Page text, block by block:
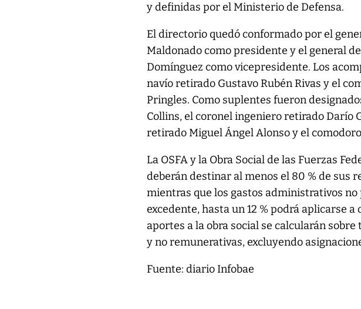
y definidas por el Ministerio de Defensa.
El directorio quedó conformado por el
Maldonado como presidente y el general
Domínguez como vicepresidente. Los
navío retirado Gustavo Rubén Rivas y el
Pringles. Como suplentes fueron
Collins, el coronel ingeniero retirado Darío
retirado Miguel Ángel Alonso y el
La OSFA y la Obra Social de las Fuerzas
deberán destinar al menos el 80 % de sus
mientras que los gastos administrativos no
excedente, hasta un 12 % podrá aplicarse
aportes a la obra social se calcularán
y no remunerativas, excluyendo
Fuente: diario Infobae